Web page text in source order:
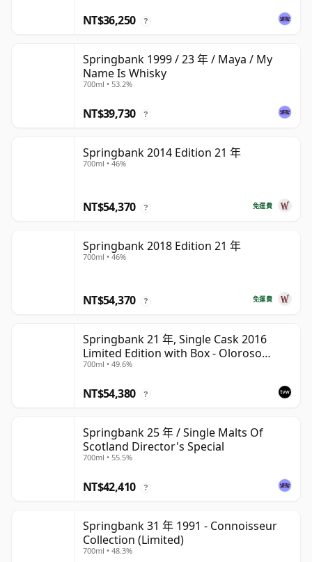
NT$36,250 ?
Springbank 1999 / 23 年 / Maya / My
Name Is Whisky
700ml • 53.2%
NT$39,730 ?
Springbank 2014 Edition 21 年
700ml • 46%
免運費
NT$54,370 ?
Springbank 2018 Edition 21 年
700ml • 46%
免運費
NT$54,370 ?
Springbank 21 年, Single Cask 2016
Limited Edition with Box - Oloroso
Sherry Butt
700ml • 49.6%
NT$54,380 ?
Springbank 25 年 / Single Malts Of
Scotland Director's Special
700ml • 55.5%
NT$42,410 ?
Springbank 31 年 1991 - Connoisseur
Collection (Limited)
700ml • 48.3%